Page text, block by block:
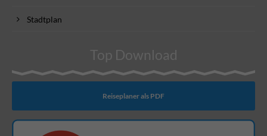
Stadtplan
Top Download
Reiseplaner als PDF